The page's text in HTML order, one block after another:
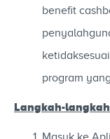
benefit
program
Langkah-